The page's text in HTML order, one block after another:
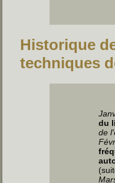
Historique
techniques
du
de